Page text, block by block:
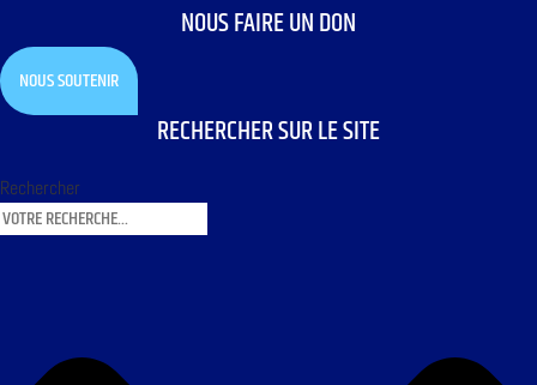
NOUS FAIRE UN DON
NOUS SOUTENIR
RECHERCHER SUR LE SITE
Rechercher